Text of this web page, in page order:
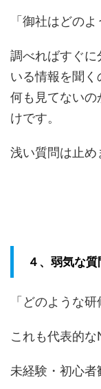
「御社はどの
調べればすぐに
いる情報を聞
何も見てない
けです。
浅い質問は止め
４、弱気な質
「どのような
これも代表的な
未経験・初心者